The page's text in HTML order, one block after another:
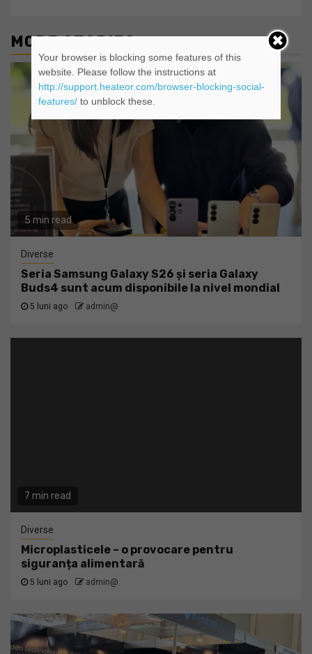
MORE STORIES
5 min read
Diverse
Seria Samsung Galaxy S26 și seria Galaxy
Buds4 sunt acum disponibile la nivel mondial
5 luni ago admin@
7 min read
Diverse
Microplasticele – o provocare pentru
siguranța alimentară
5 luni ago admin@
Your browser is blocking some features of this
website. Please follow the instructions at
http://support.heateor.com/browser-blocking-social-
features/to unblock these.